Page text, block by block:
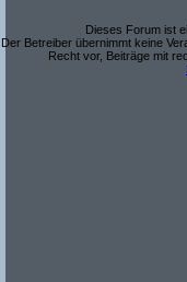
Dieses Forum ist
Der Betreiber übernimmt keine
Recht vor, Beiträge mit